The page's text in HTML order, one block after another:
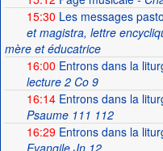
15:30 Les messages
et magistra, lettre
mère et éducatrice
16:00 Entrons dans la
lecture 2 Co 9
16:14Entrons dans la
Psaume 111 112
16:29Entrons dans la
Evangile Jn 12